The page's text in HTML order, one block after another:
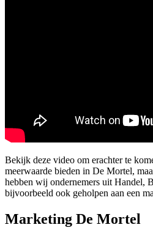
Bekijk deze video om erachter te
meerwaarde bieden in De Mortel,
hebben wij ondernemers uit Handel,
bijvoorbeeld ook geholpen aan een
Marketing De Mortel